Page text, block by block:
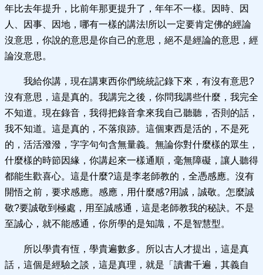
年比去年提升，比前年那更提升了，年年不一樣。因時、因
人、因事、因地，哪有一樣的講法!所以一定要肯定佛的經論
沒意思，你說的意思是你自己的意思，絕不是經論的意思，經
論沒意思。
我給你講，現在講東西你們統統記錄下來，有沒有意思?
沒有意思，這是真的。我講完之後，你問我講些什麼，我完全
不知道。現在錄音，我得把錄音拿來我自己聽聽，否則的話，
我不知道。這是真的，不落痕跡。這個東西是活的，不是死
的，活活潑潑，字字句句含無量義。無論你對什麼樣的眾生，
什麼樣的時節因緣，你講起來一樣通順，毫無障礙，讓人聽得
都能生歡喜心。這是什麼?這是李老師教的，全憑感應。沒有
開悟之前，要求感應。感應，用什麼感?用誠，誠敬。怎麼誠
敬?要誠敬到極處，用至誠感通，這是老師教我的秘訣。不是
至誠心，就不能感通，你所學的是知識，不是智慧型。
所以學貴有恆，學貴遍數多。所以古人才提出，這是真
話，這個是經驗之談，這是真理，就是「讀書千遍，其義自